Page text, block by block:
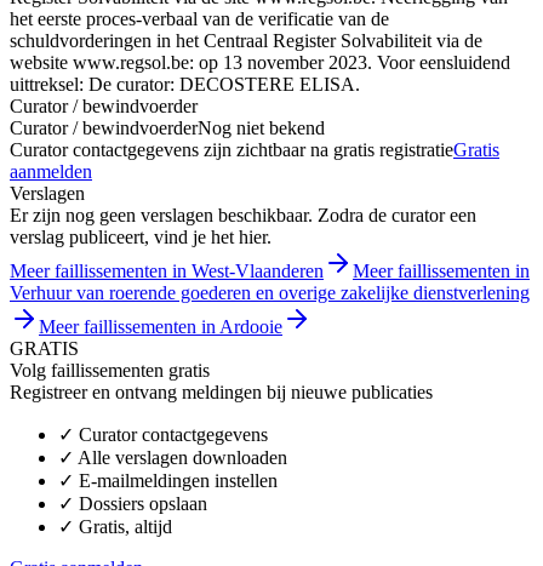
het eerste proces-verbaal van de verificatie van de
schuldvorderingen in het Centraal Register Solvabiliteit via de
website www.regsol.be: op 13 november 2023. Voor eensluidend
uittreksel: De curator: DECOSTERE ELISA.
Curator / bewindvoerder
Curator / bewindvoerderNog niet bekend
Curator contactgegevens zijn zichtbaar na gratis registratieGratis
aanmelden
Verslagen
Er zijn nog geen verslagen beschikbaar. Zodra de curator een
verslag publiceert, vind je het hier.
Meer faillissementen in West-Vlaanderen
Meer faillissementen in
Verhuur van roerende goederen en overige zakelijke dienstverlening
Meer faillissementen in Ardooie
GRATIS
Volg faillissementen gratis
Registreer en ontvang meldingen bij nieuwe publicaties
✓ Curator contactgegevens
✓ Alle verslagen downloaden
✓ E-mailmeldingen instellen
✓ Dossiers opslaan
✓ Gratis, altijd